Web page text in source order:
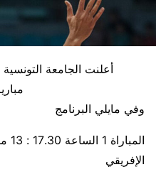
أعلنت الجامعة
وفي مايلي البرنامج
الإفريقي